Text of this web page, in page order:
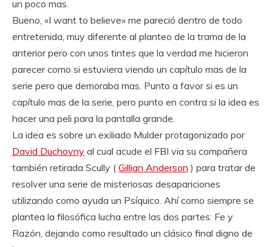
un poco mas.
Bueno, «I want to believe» me pareció dentro de todo
entretenida, muy diferente al planteo de la trama de la
anterior pero con unos tintes que la verdad me hicieron
parecer como si estuviera viendo un capítulo mas de la
serie pero que demoraba mas. Punto a favor si es un
capítulo mas de la serie, pero punto en contra si la idea es
hacer una peli para la pantalla grande.
La idea es sobre un exiliado Mulder protagonizado por
David Duchovny al cual acude el FBI via su compañera
también retirada Scully ( Gillian Anderson ) para tratar de
resolver una serie de misteriosas desapariciones
utilizando como ayuda un Psíquico. Ahí como siempre se
plantea la filosófica lucha entre las dos partes: Fe y
Razón, dejando como resultado un clásico final digno de